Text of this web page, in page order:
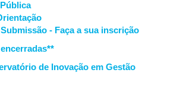
- Faça a sua inscrição
de Inovação em Gestão